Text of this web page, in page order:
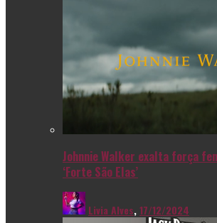
Johnnie Walker exalta força
‘Forte São Elas’
Livia Alves,17/12/2024